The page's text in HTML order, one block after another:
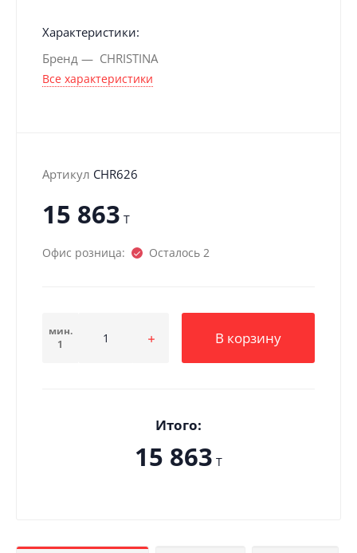
Характеристики:
Бренд
CHRISTINA
Все характеристики
Артикул CHR626
15 863 T
Офис розница: Осталось 2
мин.
1
В корзину
Итого:
15 863 T